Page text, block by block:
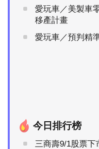
愛玩車／美製車
移產計畫
愛玩車／預判精
今日排行榜
三商壽9/1股票下